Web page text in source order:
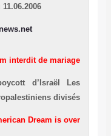
11.06.2006
interdit de mariage ?
d’Israël Les
divisés
Dream is over